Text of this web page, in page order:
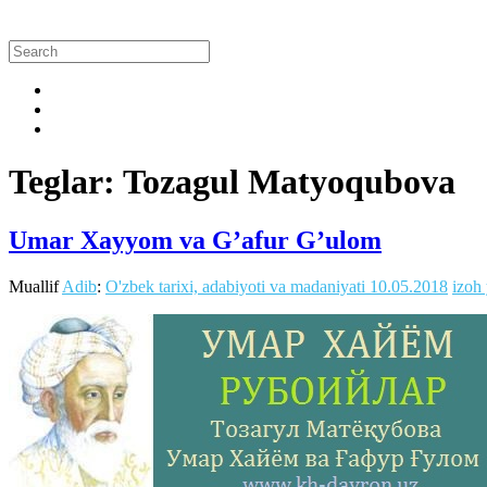
Teglar: Tozagul Matyoqubova
Umar Xayyom va G’afur G’ulom
MuallifAdib: O'zbek tarixi, adabiyoti va madaniyati 10.05.2018 izoh